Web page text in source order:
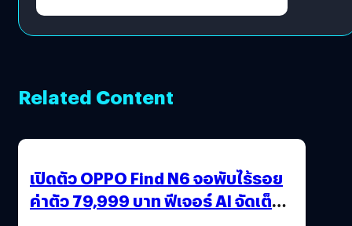
Related Content
เปิดตัว OPPO Find N6 จอพับไร้รอย
ค่าตัว 79,999 บาท ฟีเจอร์ AI จัดเต็ม